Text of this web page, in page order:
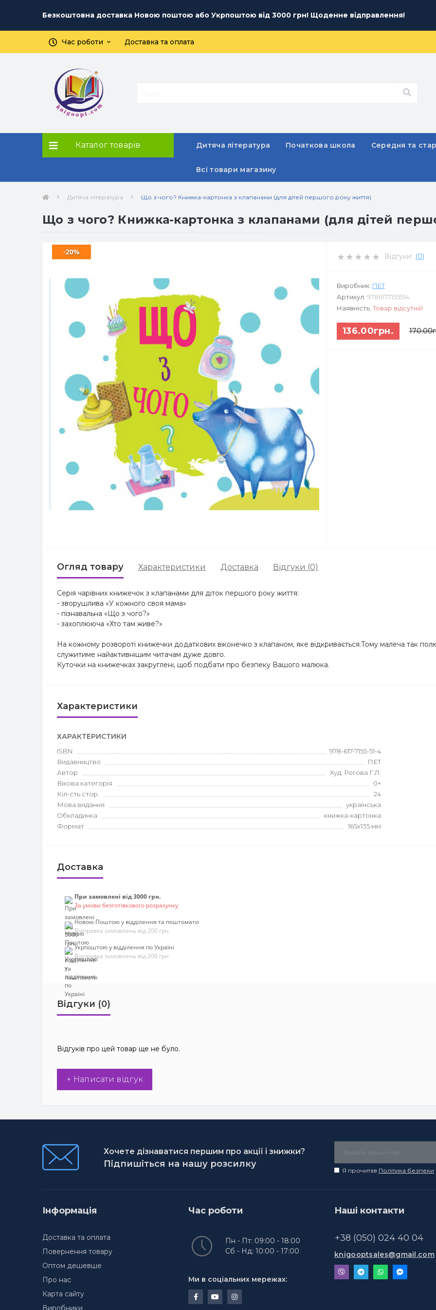
Безкоштовна доставка Новою поштою або Укрпоштою від 3000 грн! Щоденне відправлення!
Час роботи Доставка та оплата
Каталог товарів Дитяча література Початкова школа Середня та
Всі товари магазину
Дитяча література Що з чого? Книжка-картонка з клапанами (для дітей першого року життя)
Що з чого? Книжка-картонка з клапанами (для дітей
-20% Відгуки: (0)
Виробник: ПЕТ
Артикул: 9786177155514
Наявність: Товар відсутній
136.00грн.
Огляд товару Характеристики Доставка Відгуки (0)
Серія чарівних книжечок з клапанами для діток першого року життя:
- зворушлива «У кожного своя мама»
- пізнавальна «Що з чого?»
- захоплююча «Хто там живе?»
На кожному розвороті книжечки додаткових віконечко з клапаном, яке відкривається.Тому малеча так
служитиме найактивнішим читачам дуже довго.
Куточки на книжечках закруглені, щоб подбати про безпеку Вашого малюка.
Характеристики
ХАРАКТЕРИСТИКИ
ISBN
978-617-7155-51-4
Видавництво
ПЕТ
Автор
Худ. Рогова Г.Л.
Вікова категорія
0+
Кіл-сть стор.
24
Мова видання
українська
Обкладинка
книжка-картонка
Формат
165х135 мм
Доставка
При замовлені від 3000 грн.
За умови безготівкового розрахунку
Новою Поштою у відділення та поштомати
Відправка замовлень від 200 грн
Укрпоштою у відділення по Україні
Відправка замовлень від 200 грн
Відгуки (0)
Відгуків про цей товар ще не було.
+ Написати відгук
Хочете дізнаватися першим про акції і знижки?
Підпишіться на нашу розсилку
Я прочитав Політика безпеки
Інформація
Доставка та оплата
Повернення товару
Оптом дешевше
Про нас
Карта сайту
Виробники
Час роботи
Пн - Пт: 09:00 - 18:00
Сб - Нд: 10:00 - 17:00
Ми в соціальних мережах:
Наші контакти
+38 (050) 024 40 04
knigooptsales@gmail.com